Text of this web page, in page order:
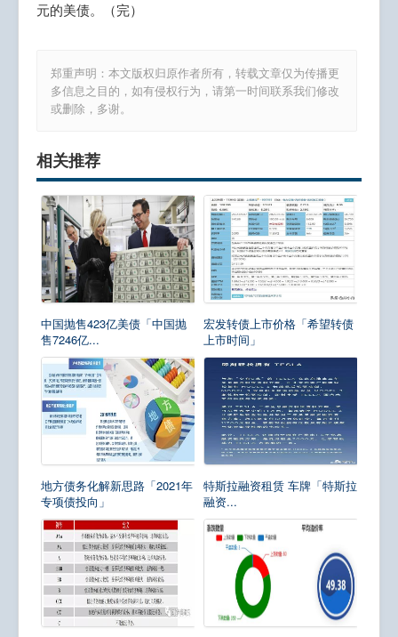
元的美债。（完）
郑重声明：本文版权归原作者所有，转载文章仅为传播更
多信息之目的，如有侵权行为，请第一时间联系我们修改
或删除，多谢。
相关推荐
中国抛售423亿美债「中国抛
售7246亿...
宏发转债上市价格「希望转债
上市时间」
地方债务化解新思路「2021年
专项债投向」
特斯拉融资租赁 车牌「特斯拉
融资...